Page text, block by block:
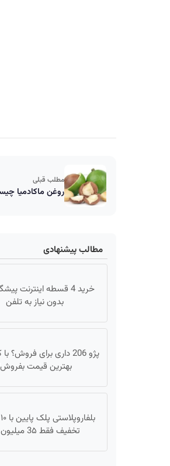
مطلب قبلی
روغن ماکادمیا
مطالب پیشنهادی
خرید 4 قسطه اینترنت
بدون نیاز به تلفن
پژو 206 داری برای فروش؟
بهترین قیمت
تخفیف فقط 3۵ میلیون 👀